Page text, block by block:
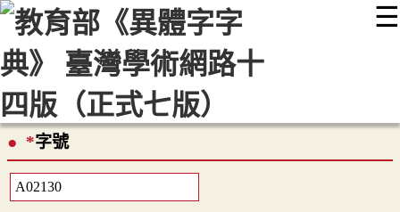
☰
::: 最新消息 常見問題 編輯說明
顯示模式
網站導覽
*字號